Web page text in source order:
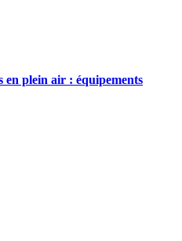
en plein air : équipements